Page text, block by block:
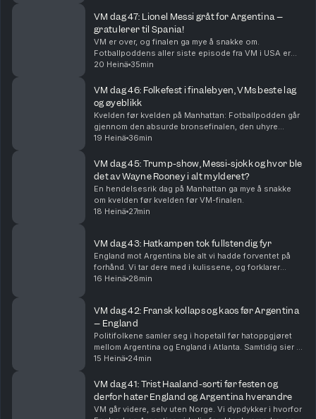
VM dag 47: Lionel Messi gråt for Argentina –
gratulerer til Spania!
VM er over, og finalen ga mye å snakke om.
Fotballpoddens aller siste episode fra VM i USA er
herved servert. Tusen takk for følget!
20 Heinä 35min
VM dag 46: Folkefest i finalebyen, VMs beste lag
og øyeblikk
Kvelden før kvelden på Manhattan: Fotballpodden går
gjennom den absurde bronsefinalen, den uhyre
spennende finalen og VMs beste lag, øyeblikk og
19 Heinä 36min
VM dag 45: Trump-show, Messi-sjokk og hvor ble
det av Wayne Rooney i alt mylderet?
En hendelsesrik dag på Manhattan ga mye å snakke
om kvelden før kvelden før VM-finalen.
18 Heinä 27min
VM dag 43: Hatkampen tok fullstendig fyr
England mot Argentina ble alt vi hadde forventet på
forhånd. Vi tar dere med i kulissene, og forklarer
hvorfor Lionel Messi og Argentina er finaleklare.
16 Heinä 28min
VM dag 42: Fransk kollaps og kaos før Argentina
– England
Politifolkene samler seg i hopetall før hatoppgjøret
mellom Argentina og England i Atlanta. Samtidig sier vi
farvel til Frankrike, og erkjenner at Spania har lurt oss
15 Heinä 24min
VM dag 41: Trist Haaland-sorti før festen og
derfor hater England og Argentina hverandre
VM går videre, selv uten Norge. Vi dypdykker i hvorfor